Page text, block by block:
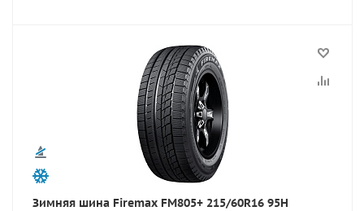
Зимняя шина Firemax FM805+ 215/60R16 95H